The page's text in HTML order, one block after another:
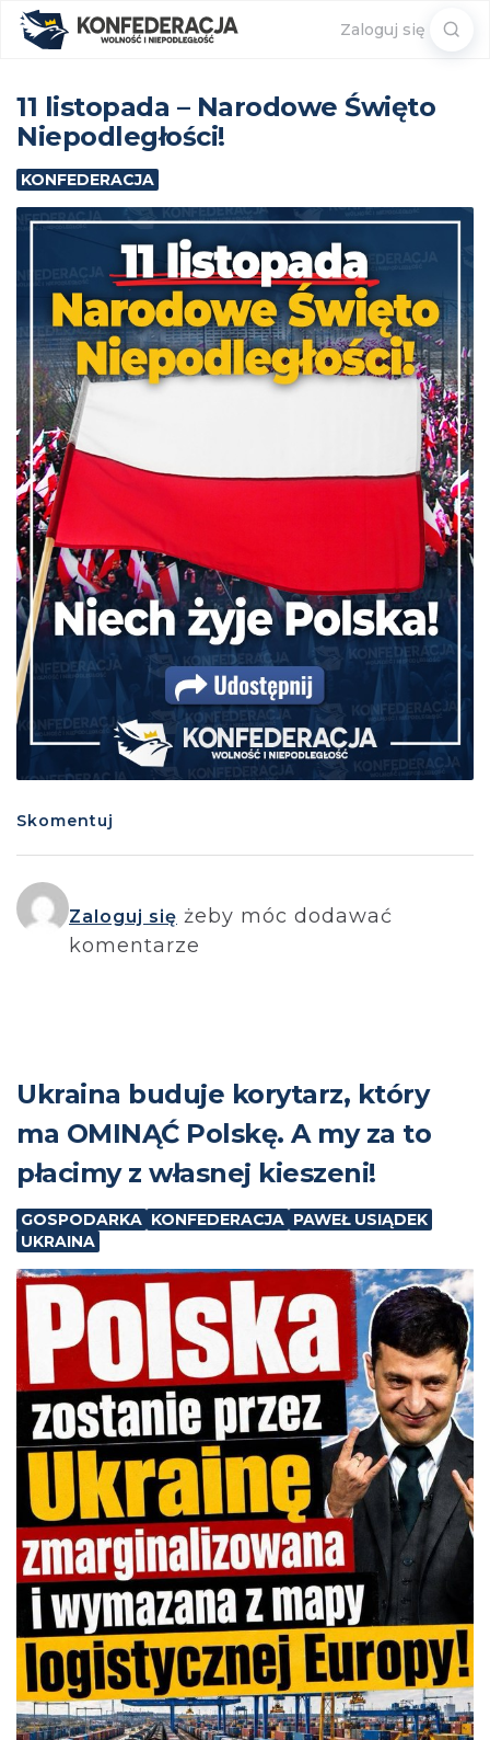
Zaloguj się
11 listopada – Narodowe Święto
Niepodległości!
KONFEDERACJA
Skomentuj
Zaloguj się żeby móc dodawać
komentarze
Ukraina buduje korytarz, który
ma OMINĄĆ Polskę. A my za to
płacimy z własnej kieszeni!
GOSPODARKA KONFEDERACJA PAWEŁ USIĄDEK
UKRAINA